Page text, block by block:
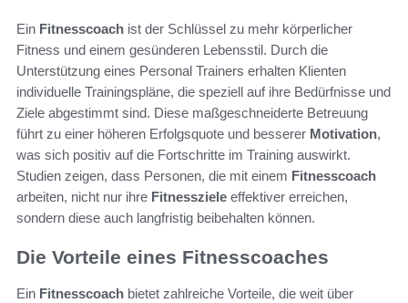
Ein Fitnesscoach ist der Schlüssel zu mehr körperlicher
Fitness und einem gesünderen Lebensstil. Durch die
Unterstützung eines Personal Trainers erhalten Klienten
individuelle Trainingspläne, die speziell auf ihre Bedürfnisse und
Ziele abgestimmt sind. Diese maßgeschneiderte Betreuung
führt zu einer höheren Erfolgsquote und besserer Motivation,
was sich positiv auf die Fortschritte im Training auswirkt.
Studien zeigen, dass Personen, die mit einem Fitnesscoach
arbeiten, nicht nur ihre Fitnessziele effektiver erreichen,
sondern diese auch langfristig beibehalten können.
Die Vorteile eines Fitnesscoaches
Ein Fitnesscoach bietet zahlreiche Vorteile, die weit über